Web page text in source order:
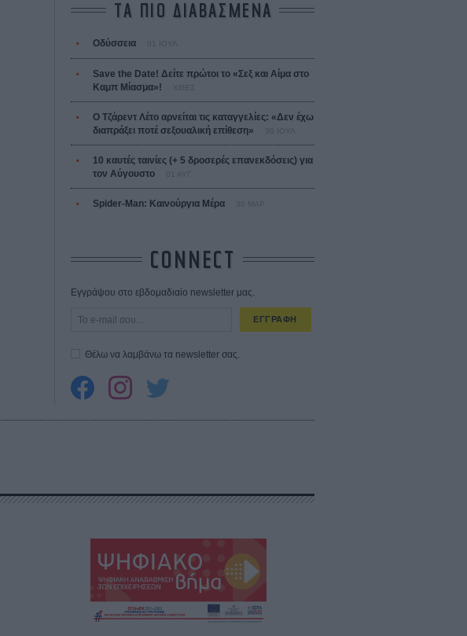
ΤΑ ΠΙΟ ΔΙΑΒΑΣΜΕΝΑ
Οδύσσεια
Save the Date! Δείτε πρώτοι το «Σεξ και Αίμα στο
Καμπ Μίασμα»!
ΧΘΕΣ
Ο Τζάρεντ Λέτο αρνείται τις καταγγελίες: «Δεν έχω
διαπράξει ποτέ σεξουαλική επίθεση»
10 καυτές ταινίες (+ 5 δροσερές επανεκδόσεις) για
τον Αύγουστο
Spider-Man: Καινούργια Μέρα 30 ΜΑΡ
CONNECT
Εγγράψου στο εβδομαδιαίο newsletter μας.
ΕΓΓΡΑΦΗ
Θέλω να λαμβάνω τα newsletter σας.